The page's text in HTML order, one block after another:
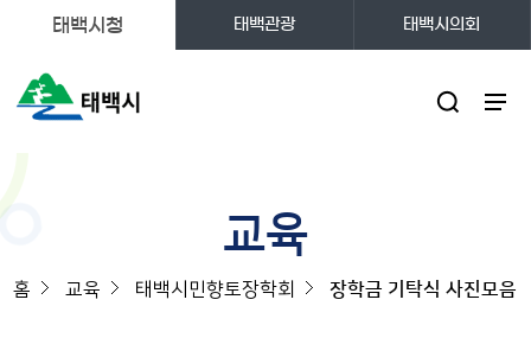
태백시청 태백관광 태백시의회
교육
홈 교육 태백시민향토장학회 장학금 기탁식 사진모음